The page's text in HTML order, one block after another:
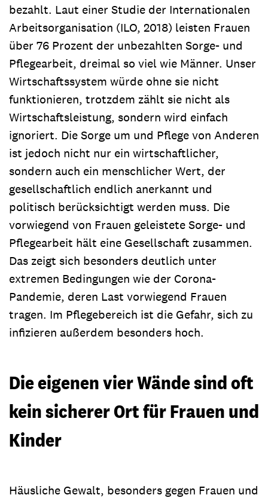
bezahlt. Laut einer Studie der Internationalen
Arbeitsorganisation (ILO, 2018) leisten Frauen
über 76 Prozent der unbezahlten Sorge- und
Pflegearbeit, dreimal so viel wie Männer. Unser
Wirtschaftssystem würde ohne sie nicht
funktionieren, trotzdem zählt sie nicht als
Wirtschaftsleistung, sondern wird einfach
ignoriert. Die Sorge um und Pflege von Anderen
ist jedoch nicht nur ein wirtschaftlicher,
sondern auch ein menschlicher Wert, der
gesellschaftlich endlich anerkannt und
politisch berücksichtigt werden muss. Die
vorwiegend von Frauen geleistete Sorge- und
Pflegearbeit hält eine Gesellschaft zusammen.
Das zeigt sich besonders deutlich unter
extremen Bedingungen wie der Corona-
Pandemie, deren Last vorwiegend Frauen
tragen. Im Pflegebereich ist die Gefahr, sich zu
infizieren außerdem besonders hoch.
Die eigenen vier Wände sind oft
kein sicherer Ort für Frauen und
Kinder
Häusliche Gewalt, besonders gegen Frauen und